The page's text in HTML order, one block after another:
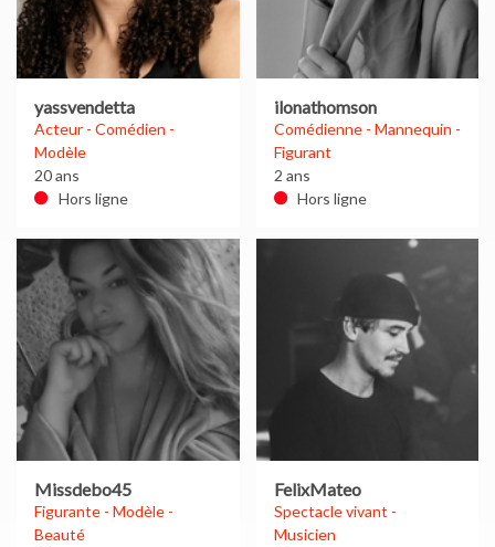
yassvendetta
Acteur - Comédien -
Modèle
20 ans
Hors ligne
ilonathomson
Comédienne - Mannequin -
Figurant
2 ans
Hors ligne
Missdebo45
Figurante - Modèle -
Beauté
FelixMateo
Spectacle vivant -
Musicien